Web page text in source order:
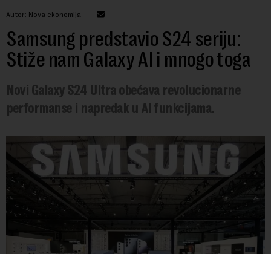
Autor: Nova ekonomija
Samsung predstavio S24 seriju:
Stiže nam Galaxy AI i mnogo toga
Novi Galaxy S24 Ultra obećava revolucionarne
performanse i napredak u AI funkcijama.